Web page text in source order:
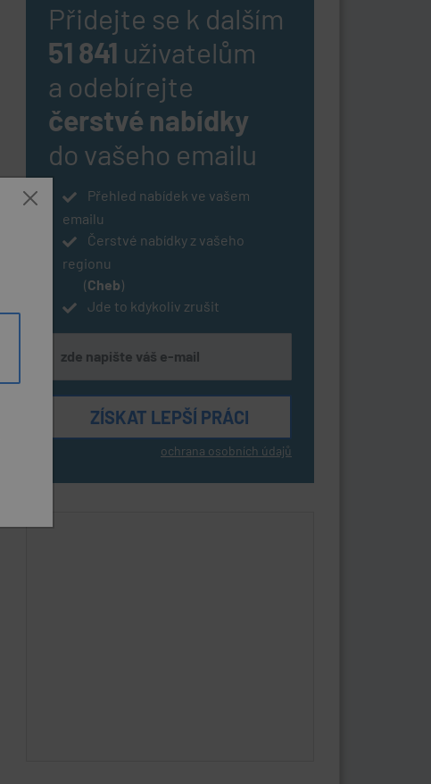
Přidejte se k dalším
51 841 uživatelům
a odebírejte
čerstvé nabídky
do vašeho emailu
Přehled nabídek ve vašem
emailu
Čerstvé nabídky z vašeho
regionu
(Cheb)
Jde to kdykoliv zrušit
ochrana osobních údajů